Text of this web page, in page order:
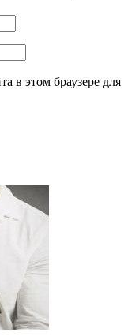
в этом браузере для